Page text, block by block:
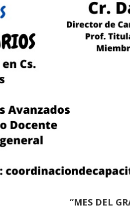
“MES DEL